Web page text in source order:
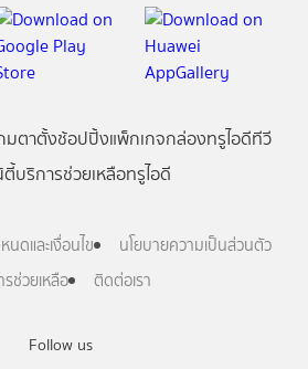
Follow us
มตาตั้งช้อปปิ้งแพ็กเกจกล่องทรูไอดีทีวี
บริการช่วยเหลือทรูไอดี
นดและเงื่อนไข
นโยบายความเป็นส่วนตัว
ช่วยเหลือ
ติดต่อเรา